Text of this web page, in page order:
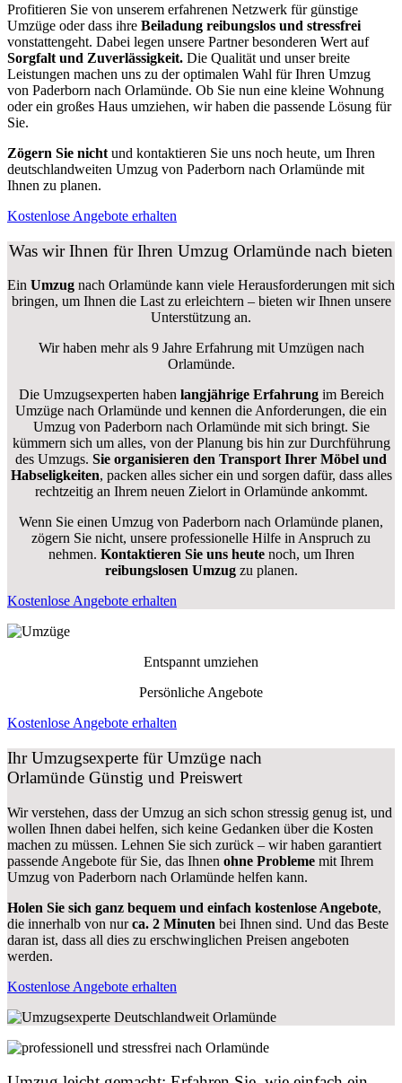
Profitieren Sie von unserem erfahrenen Netzwerk für günstige
Umzüge oder dass ihre Beiladung reibungslos und stressfrei
vonstattengeht. Dabei legen unsere Partner besonderen Wert auf
Sorgfalt und Zuverlässigkeit. Die Qualität und unser breite
Leistungen machen uns zu der optimalen Wahl für Ihren Umzug
von Paderborn nach Orlamünde. Ob Sie nun eine kleine Wohnung
oder ein großes Haus umziehen, wir haben die passende Lösung für
Sie.
Zögern Sie nicht und kontaktieren Sie uns noch heute, um Ihren
deutschlandweiten Umzug von Paderborn nach Orlamünde mit
Ihnen zu planen.
Kostenlose Angebote erhalten
Was wir Ihnen für Ihren Umzug Orlamünde nach bieten
Ein Umzug nach Orlamünde kann viele Herausforderungen mit sich
bringen, um Ihnen die Last zu erleichtern – bieten wir Ihnen unsere
Unterstützung an.
Wir haben mehr als 9 Jahre Erfahrung mit Umzügen nach
Orlamünde.
Die Umzugsexperten haben langjährige Erfahrungim Bereich
Umzüge nach Orlamünde und kennen die Anforderungen, die ein
Umzug von Paderborn nach Orlamünde mit sich bringt. Sie
kümmern sich um alles, von der Planung bis hin zur Durchführung
des Umzugs. Sie organisieren den Transport Ihrer Möbel und
Habseligkeiten, packen alles sicher ein und sorgen dafür, dass alles
rechtzeitig an Ihrem neuen Zielort in Orlamünde ankommt.
Wenn Sie einen Umzug von Paderborn nach Orlamünde planen,
zögern Sie nicht, unsere professionelle Hilfe in Anspruch zu
nehmen. Kontaktieren Sie uns heutenoch, um Ihren
reibungslosen Umzugzu planen.
Kostenlose Angebote erhalten
Entspannt umziehen
Persönliche Angebote
Kostenlose Angebote erhalten
Ihr Umzugsexperte für Umzüge nach
Orlamünde Günstig und Preiswert
Wir verstehen, dass der Umzug an sich schon stressig genug ist, und
wollen Ihnen dabei helfen, sich keine Gedanken über die Kosten
machen zu müssen. Lehnen Sie sich zurück – wir haben garantiert
passende Angebote für Sie, das Ihnen ohne Probleme mit Ihrem
Umzug von Paderborn nach Orlamünde helfen kann.
Holen Sie sich ganz bequem und einfach kostenlose Angebote,
die innerhalb von nurca. 2 Minuten bei Ihnen sind. Und das Beste
daran ist, dass all dies zu erschwinglichen Preisen angeboten
werden.
Kostenlose Angebote erhalten